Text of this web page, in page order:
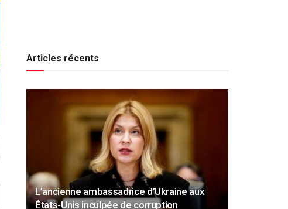
Articles récents
L’ancienne ambassadrice d’Ukraine aux
États-Unis inculpée de corruption